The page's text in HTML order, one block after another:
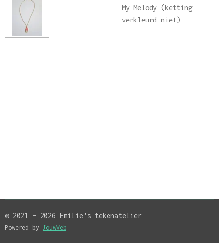
My Melody (ketting
verkleurd niet)
© 2021 - 2026 Emilie's tekenatelier
Powered by JouwWeb